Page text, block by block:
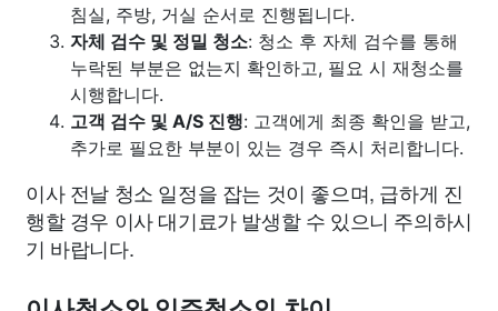
침실, 주방, 거실 순서로 진행됩니다.
자체 검수 및 정밀 청소: 청소 후 자체 검수를 통해
누락된 부분은 없는지 확인하고, 필요 시 재청소를
시행합니다.
고객 검수 및 A/S 진행: 고객에게 최종 확인을 받고,
추가로 필요한 부분이 있는 경우 즉시 처리합니다.
이사 전날 청소 일정을 잡는 것이 좋으며, 급하게 진
행할 경우 이사 대기료가 발생할 수 있으니 주의하시
기 바랍니다.